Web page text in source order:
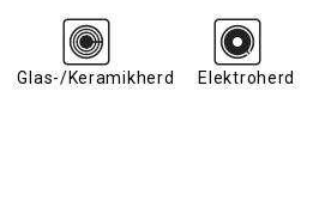
Glas-/Keramikherd Elektroherd